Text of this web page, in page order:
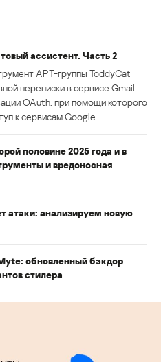
ассистент. Часть 2
APT-группы ToddyCat
переписки в сервисе Gmail.
OAuth, при помощи которого
к сервисам Google.
половине 2025 года и в
и вредоносная
атаки: анализируем новую
обновленный бэкдор
стилера